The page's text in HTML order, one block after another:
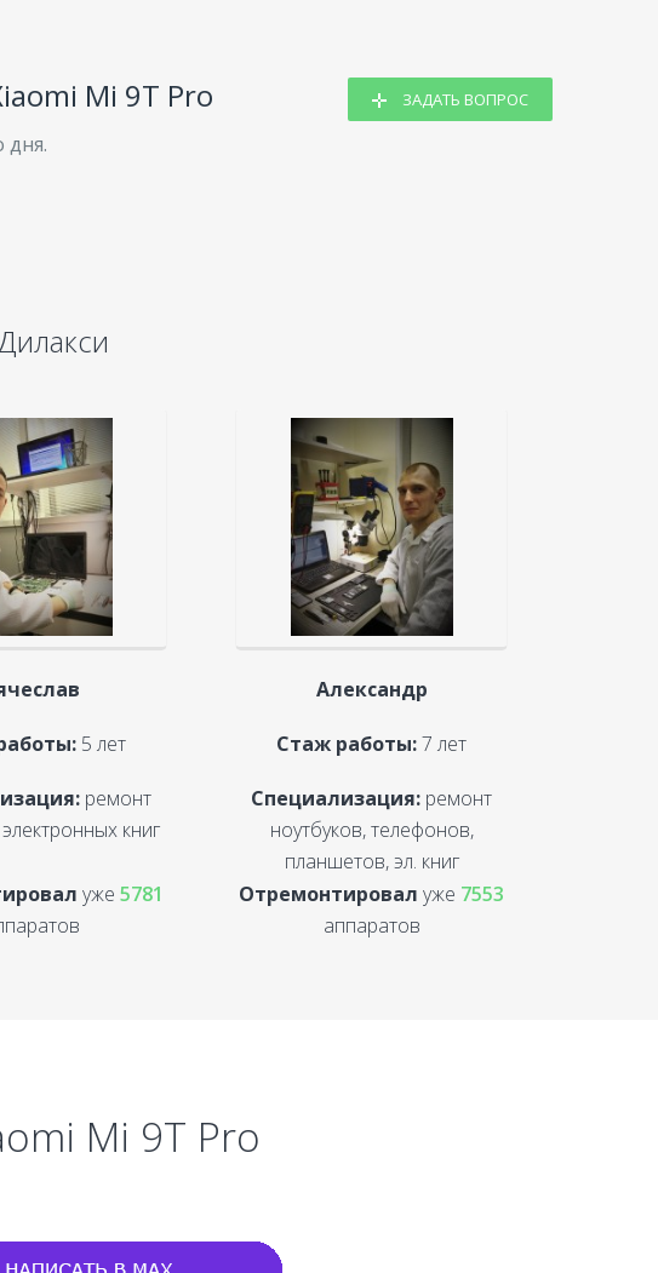
Mi 9T Pro
дня.
ЗАДАТЬ ВОПРОС
5 лет
ремонт
книг
уже5781
Александр
Стаж работы:7 лет
Специализация: ремонт
ноутбуков, телефонов,
планшетов, эл. книг
Отремонтировалуже 7553
аппаратов
Mi 9T Pro